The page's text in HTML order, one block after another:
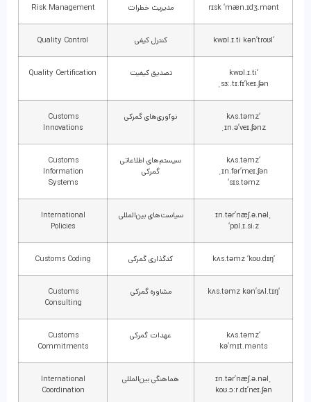
rɪsk ‘mæn.ɪdʒ.mənt مدیریت خطرات Risk Management
‘kwɒl.ɪ.ti kən’troʊl کنترل کیفی Quality Control
‘kwɒl.ɪ.ti
ˌsɜː.tɪ.fɪ’keɪ.ʃən
تصدیق کیفیت Quality Certification
‘kʌs.təmz
ˌɪn.ə’veɪ.ʃənz
نوآوری‌های گمرکی
Customs
Innovations
‘kʌs.təmz
ˌɪn.fər’meɪ.ʃən
‘sɪs.təmz
سیستم‌های اطلاعاتی
گمرکی
Customs
Information
Systems
ˌɪn.tər’næʃ.ə.nəl
‘pɒl.ɪ.si:z
سیاست‌های بین‌المللی
International
Policies
‘kʌs.təmz ‘koʊ.dɪŋ کدگذاری گمرکی Customs Coding
‘kʌs.təmz kən’sʌl.tɪŋ مشاوره گمرکی
Customs
Consulting
‘kʌs.təmz
kə’mɪt.mənts
عهدات گمرکی
Customs
Commitments
ˌɪn.tər’næʃ.ə.nəl
koʊ.ɔːr.dɪ’neɪ.ʃən
هماهنگی بین‌المللی
International
Coordination